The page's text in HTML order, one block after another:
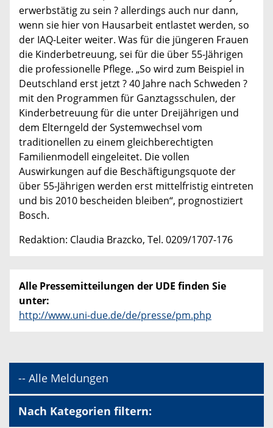
erwerbstätig zu sein ? allerdings auch nur dann,
wenn sie hier von Hausarbeit entlastet werden, so
der IAQ-Leiter weiter. Was für die jüngeren Frauen
die Kinderbetreuung, sei für die über 55-Jährigen
die professionelle Pflege. „So wird zum Beispiel in
Deutschland erst jetzt ? 40 Jahre nach Schweden ?
mit den Programmen für Ganztagsschulen, der
Kinderbetreuung für die unter Dreijährigen und
dem Elterngeld der Systemwechsel vom
traditionellen zu einem gleichberechtigten
Familienmodell eingeleitet. Die vollen
Auswirkungen auf die Beschäftigungsquote der
über 55-Jährigen werden erst mittelfristig eintreten
und bis 2010 bescheiden bleiben“, prognostiziert
Bosch.
Redaktion: Claudia Brazcko, Tel. 0209/1707-176
Alle Pressemitteilungen der UDE finden Sie
unter:
http://www.uni-due.de/de/presse/pm.php
-- Alle Meldungen
Nach Kategorien filtern: